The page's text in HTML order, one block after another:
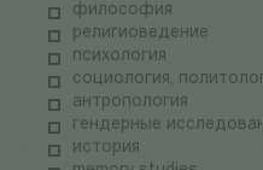
философия
религиоведение
психология
социология,
антропология
гендерные
история